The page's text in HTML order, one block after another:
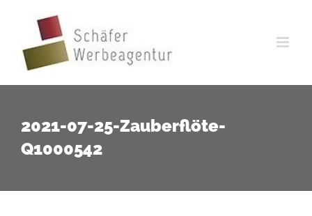
springen
2021-07-25-Zauberflöte-
Q1000542